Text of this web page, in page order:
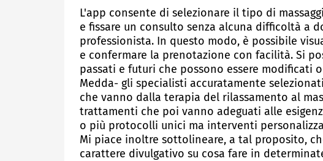
L'app consente di selezionare il tipo di
e fissare un consulto senza alcuna difficoltà a
professionista. In questo modo, è possibile
e confermare la prenotazione con facilità. Si
passati e futuri che possono essere modificati
Medda- gli specialisti accuratamente
che vanno dalla terapia del rilassamento al
trattamenti che poi vanno adeguati alle
o più protocolli unici ma interventi
Mi piace inoltre sottolineare, a tal proposito,
carattere divulgativo su cosa fare in